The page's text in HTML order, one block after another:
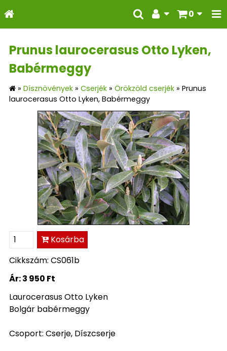
0
Prunus laurocerasus Otto Lyken,
Babérmeggy
» Dísznövények » Cserjék » Örökzöld cserjék » Prunus
laurocerasus Otto Lyken, Babérmeggy
Kosárba
Cikkszám: CS061b
Ár:3 950 Ft
Laurocerasus Otto Lyken
Bolgár babérmeggy
Csoport: Cserje, Díszcserje